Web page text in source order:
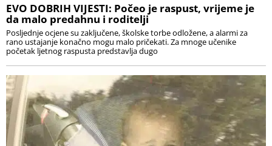
EVO DOBRIH VIJESTI: Počeo je raspust, vrijeme je
da malo predahnu i roditelji
Posljednje ocjene su zaključene, školske torbe odložene, a alarmi za
rano ustajanje konačno mogu malo pričekati. Za mnoge učenike
početak ljetnog raspusta predstavlja dugo